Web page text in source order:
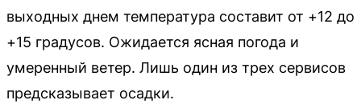
выходных днем температура составит от +12 до
+15 градусов. Ожидается ясная погода и
умеренный ветер. Лишь один из трех сервисов
предсказывает осадки.